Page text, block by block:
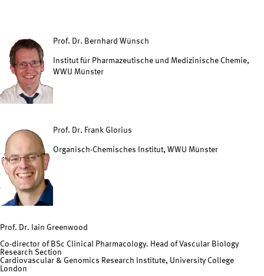
Prof. Dr. Bernhard Wünsch
Institut für Pharmazeutische und Medizinische Chemie,
WWU Münster
Prof. Dr. Frank Glorius
Organisch-Chemisches Institut, WWU Münster
Prof. Dr. Iain Greenwood
Co-director of BSc Clinical Pharmacology. Head of Vascular Biology
Research Section
Cardiovascular & Genomics Research Institute, University College
London